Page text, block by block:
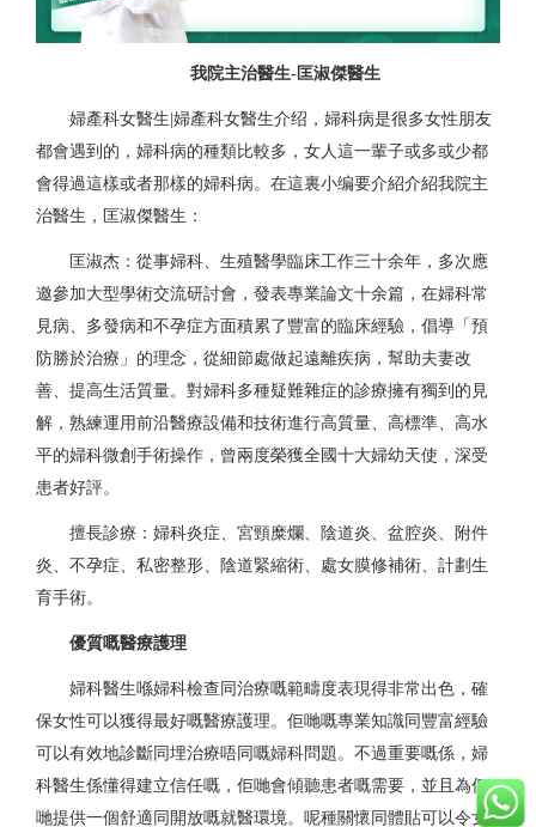
我院主治醫生-匡淑傑醫生
婦產科女醫生|婦產科女醫生介绍，婦科病是很多女性朋友
都會遇到的，婦科病的種類比較多，女人這一輩子或多或少都
會得過這樣或者那樣的婦科病。在這裏小编要介紹介紹我院主
治醫生，匡淑傑醫生：
匡淑杰：從事婦科、生殖醫學臨床工作三十余年，多次應
邀參加大型學術交流研討會，發表專業論文十余篇，在婦科常
見病、多發病和不孕症方面積累了豐富的臨床經驗，倡導「預
防勝於治療」的理念，從細節處做起遠離疾病，幫助夫妻改
善、提高生活質量。對婦科多種疑難雜症的診療擁有獨到的見
解，熟練運用前沿醫療設備和技術進行高質量、高標準、高水
平的婦科微創手術操作，曾兩度榮獲全國十大婦幼天使，深受
患者好評。
擅長診療：婦科炎症、宮頸糜爛、陰道炎、盆腔炎、附件
炎、不孕症、私密整形、陰道緊縮術、處女膜修補術、計劃生
育手術。
優質嘅醫療護理
婦科醫生喺婦科檢查同治療嘅範疇度表現得非常出色，確
保女性可以獲得最好嘅醫療護理。佢哋嘅專業知識同豐富經驗
可以有效地診斷同埋治療唔同嘅婦科問題。不過重要嘅係，婦
科醫生係懂得建立信任嘅，佢哋會傾聽患者嘅需要，並且為佢
哋提供一個舒適同開放嘅就醫環境。呢種關懷同體貼可以令女